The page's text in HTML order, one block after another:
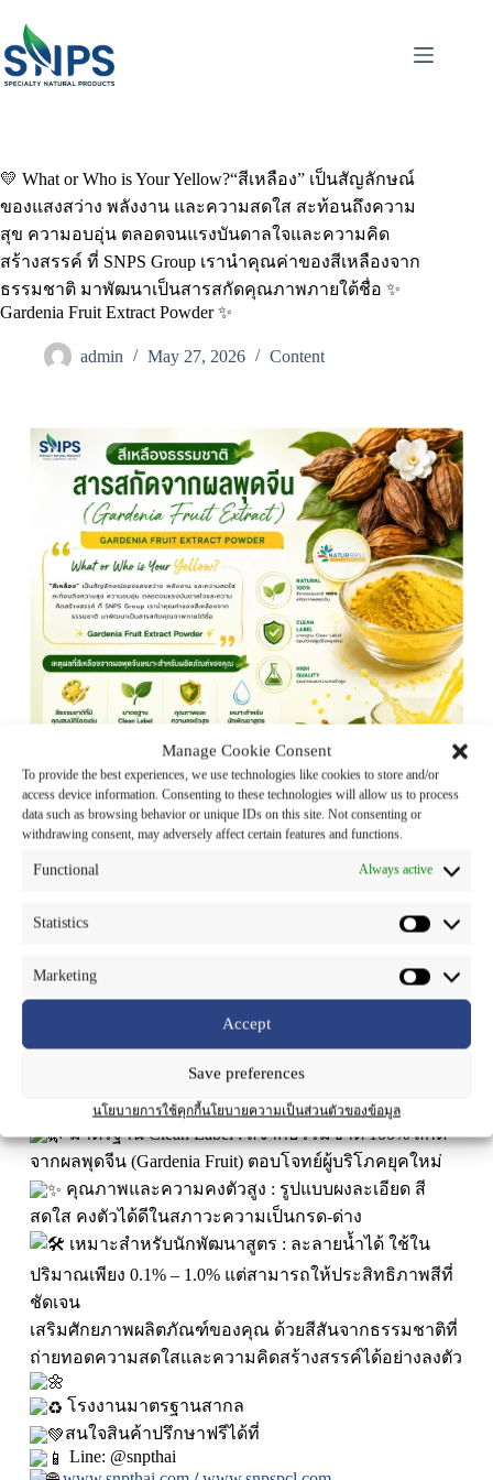
Manage Cookie Consent
To provide the best experiences, we use technologies like cookies to store and/or
access device information. Consenting to these technologies will allow us to process
data such as browsing behavior or unique IDs on this site. Not consenting or
withdrawing consent, may adversely affect certain features and functions.
Functional Always active
Statistics
Marketing
Accept
Save preferences
นโยบายการใช้คุกกี้นโยบายความเป็นส่วนตัวของข้อมูล
💛 What or Who is Your Yellow?“สีเหลือง” เป็นสัญลักษณ์
ของแสงสว่าง พลังงาน และความสดใส สะท้อนถึงความ
สุข ความอบอุ่น ตลอดจนแรงบันดาลใจและความคิด
สร้างสรรค์ ที่ SNPS Group เรานำคุณค่าของสีเหลืองจาก
ธรรมชาติ มาพัฒนาเป็นสารสกัดคุณภาพภายใต้ชื่อ ✨
Gardenia Fruit Extract Powder ✨
admin May 27, 2026 Content
What or Who is Your Yellow?
ความสดใส สะท้อนถึงความสุข ความอบอุ่น ตลอดจนแรง
คุณค่าของสีเหลืองจากธรรมชาติ มาพัฒนาเป็นสารสกัด
คุณภาพภายใต้ชื่อ
Gardenia Fruit Extract Powder
เหตุผลที่สีเหลืองจากผลพุดจีนเหมาะสำหรับผลิตภัณฑ์ของ
คุณ
สีธรรมชาติที่มีคุณสมบัติโดดเด่น : ให้เฉดสีเหลือง
อย่างเป็นธรรมชาติ และมีคุณสมบัติต้านอนุมูลอิสระ
มาตรฐาน Clean Label : สีจากธรรมชาติ 100% สกัด
จากผลพุดจีน (Gardenia Fruit) ตอบโจทย์ผู้บริโภคยุคใหม่
คุณภาพและความคงตัวสูง : รูปแบบผงละเอียด สี
สดใส คงตัวได้ดีในสภาวะความเป็นกรด-ด่าง
เหมาะสำหรับนักพัฒนาสูตร : ละลายน้ำได้ ใช้ใน
ปริมาณเพียง 0.1% – 1.0% แต่สามารถให้ประสิทธิภาพสีที่
ชัดเจน
เสริมศักยภาพผลิตภัณฑ์ของคุณ ด้วยสีสันจากธรรมชาติที่
ถ่ายทอดความสดใสและความคิดสร้างสรรค์ได้อย่างลงตัว
โรงงานมาตรฐานสากล
สนใจสินค้าปรึกษาฟรีได้ที่
Line: @snpthai